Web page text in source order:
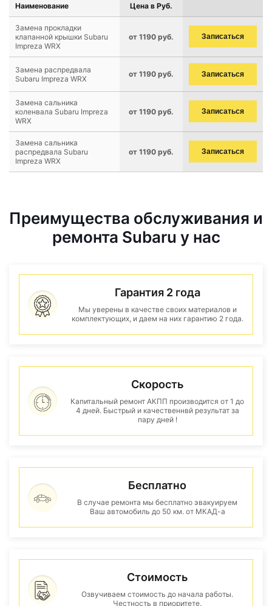
Наименование Цена в Руб.
Замена прокладки
клапанной крышки Subaru
Impreza WRX
от 1190 руб. Записаться
Замена распредвала
Subaru Impreza WRX
от 1190 руб. Записаться
Замена сальника
коленвала Subaru Impreza
WRX
от 1190 руб. Записаться
Замена сальника
распредвала Subaru
Impreza WRX
от 1190 руб. Записаться
Преимущества обслуживания и
ремонта Subaru у нас
Гарантия 2 года
Мы уверены в качестве своих материалов и
комплектующих, и даем на них гарантию 2 года.
Скорость
Капитальный ремонт АКПП производится от 1 до
4 дней. Быстрый и качественнвй результат за
пару дней !
Бесплатно
В случае ремонта мы бесплатно эвакуируем
Ваш автомобиль до 50 км. от МКАД-а
Стоимость
Озвучиваем стоимость до начала работы.
Честность в приоритете.